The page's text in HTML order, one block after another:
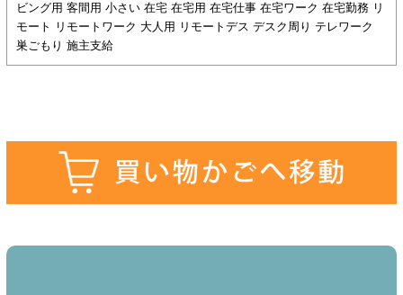
ビング用 客間用 小さい 在宅 在宅用 在宅仕事 在宅ワーク 在宅勤務 リ
モート リモートワーク 大人用 リモートデス デスク周り テレワーク
巣ごもり 施主支給